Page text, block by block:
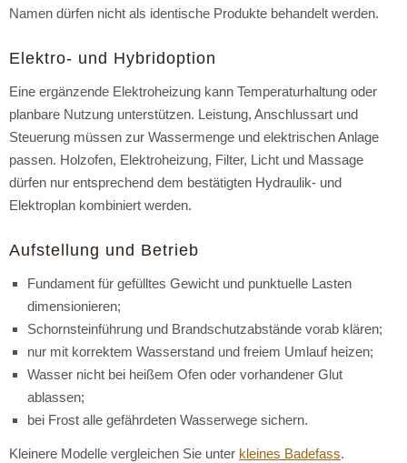
Namen dürfen nicht als identische Produkte behandelt werden.
Elektro- und Hybridoption
Eine ergänzende Elektroheizung kann Temperaturhaltung oder
planbare Nutzung unterstützen. Leistung, Anschlussart und
Steuerung müssen zur Wassermenge und elektrischen Anlage
passen. Holzofen, Elektroheizung, Filter, Licht und Massage
dürfen nur entsprechend dem bestätigten Hydraulik- und
Elektroplan kombiniert werden.
Aufstellung und Betrieb
Fundament für gefülltes Gewicht und punktuelle Lasten
dimensionieren;
Schornsteinführung und Brandschutzabstände vorab klären;
nur mit korrektem Wasserstand und freiem Umlauf heizen;
Wasser nicht bei heißem Ofen oder vorhandener Glut
ablassen;
bei Frost alle gefährdeten Wasserwege sichern.
Kleinere Modelle vergleichen Sie unter kleines Badefass.